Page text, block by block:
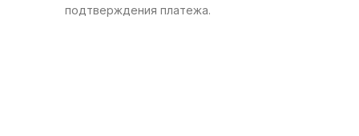
подтверждения платежа.